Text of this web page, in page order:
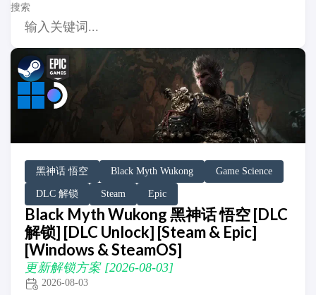
搜索
黑神话 悟空 Black Myth Wukong Game Science
DLC 解锁
DLC Unlock
DLC 补丁
DLC Patch
Steam Epic
Windows
SteamOS
Black Myth Wukong 黑神话 悟空 [DLC
解锁] [DLC Unlock] [Steam & Epic]
[Windows & SteamOS]
更新解锁方案 [2026-08-03]
2026-08-03